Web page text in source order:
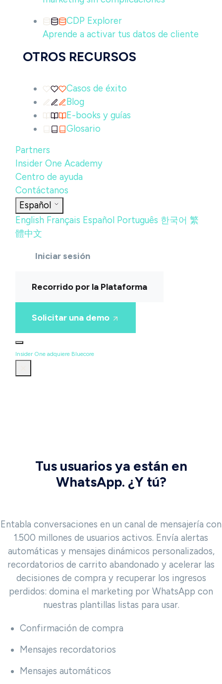
CDP Explorer
Aprende a activar tus datos de cliente
OTROS RECURSOS
Casos de éxito
Blog
E-books y guías
Glosario
Partners
Insider One Academy
Centro de ayuda
Contáctanos
Español
English Français Español Português 한국어 繁
體中文
Iniciar sesión
Recorrido por la Plataforma
Solicitar una demo
Insider One adquiere Bluecore
Tus usuarios ya están en
WhatsApp. ¿Y tú?
Entabla conversaciones en un canal de mensajería con
1.500 millones de usuarios activos. Envía alertas
automáticas y mensajes dinámicos personalizados,
recordatorios de carrito abandonado y acelerar las
decisiones de compra y recuperar los ingresos
perdidos: domina el marketing por WhatsApp con
nuestras plantillas listas para usar.
Confirmación de compra
Mensajes recordatorios
Mensajes automáticos